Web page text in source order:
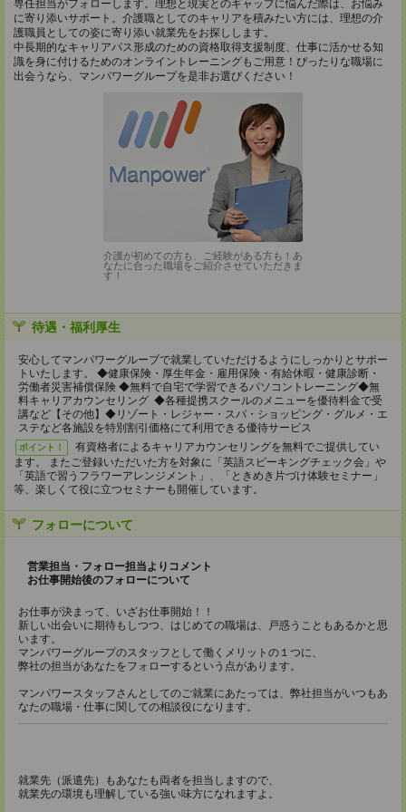
専任担当がフォローします。理想と現実とのギャップに悩んだ際は、お悩み
に寄り添いサポート。介護職としてのキャリアを積みたい方には、理想の介
護職員としての姿に寄り添い就業先をお探しします。
中長期的なキャリアパス形成のための資格取得支援制度、仕事に活かせる知
識を身に付けるためのオンライントレーニングもご用意！ぴったりな職場に
出会うなら、マンパワーグループを是非お選びください！
介護が初めての方も、ご経験がある方も！あ
なたに合った職場をご紹介させていただきま
す！
待遇・福利厚生
安心してマンパワーグループで就業していただけるようにしっかりとサポー
トいたします。 ◆健康保険・厚生年金・雇用保険・有給休暇・健康診断・
労働者災害補償保険 ◆無料で自宅で学習できるパソコントレーニング◆無
料キャリアカウンセリング ◆各種提携スクールのメニューを優待料金で受
講など【その他】◆リゾート・レジャー・スパ・ショッピング・グルメ・エ
ステなど各施設を特別割引価格にて利用できる優待サービス
ポイント！
有資格者によるキャリアカウンセリングを無料でご提供してい
ます。 またご登録いただいた方を対象に「英語スピーキングチェック会」や
「英語で習うフラワーアレンジメント」、「ときめき片づけ体験セミナー」
等、楽しくて役に立つセミナーも開催しています。
フォローについて
営業担当・フォロー担当よりコメント
お仕事開始後のフォローについて
お仕事が決まって、いざお仕事開始！！
新しい出会いに期待もしつつ、はじめての職場は、戸惑うこともあるかと思
います。
マンパワーグループのスタッフとして働くメリットの１つに、
弊社の担当があなたをフォローするという点があります。
マンパワースタッフさんとしてのご就業にあたっては、弊社担当がいつもあ
なたの職場・仕事に関しての相談役になります。
就業先（派遣先）もあなたも両者を担当しますので、
就業先の環境も理解している強い味方になれますよ。